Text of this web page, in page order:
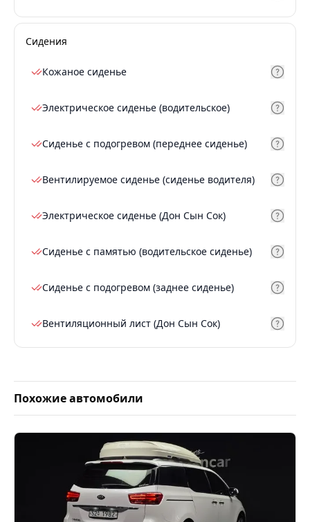
Сидения
Кожаное сиденье
Электрическое сиденье (водительское)
Сиденье с подогревом (переднее сиденье)
Вентилируемое сиденье (сиденье водителя)
Электрическое сиденье (Дон Сын Сок)
Сиденье с памятью (водительское сиденье)
Сиденье с подогревом (заднее сиденье)
Вентиляционный лист (Дон Сын Сок)
Похожие автомобили